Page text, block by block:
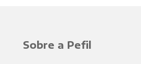
Sobre a Pefil